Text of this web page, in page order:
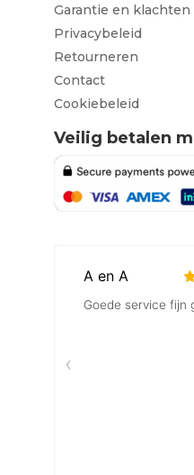
Garantie en klachten
Privacybeleid
Retourneren
Contact
Cookiebeleid
Veilig betalen